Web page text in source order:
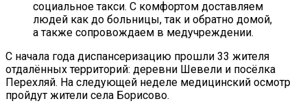
социальное такси. С комфортом доставляем
людей как до больницы, так и обратно домой,
а также сопровождаем в медучреждении.
С начала года диспансеризацию прошли 33 жителя
отдалённых территорий: деревни Шевели и посёлка
Перехляй. На следующей неделе медицинский осмотр
пройдут жители села Борисово.